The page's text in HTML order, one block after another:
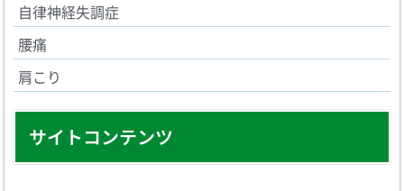
自律神経失調症
腰痛
肩こり
サイトコンテンツ